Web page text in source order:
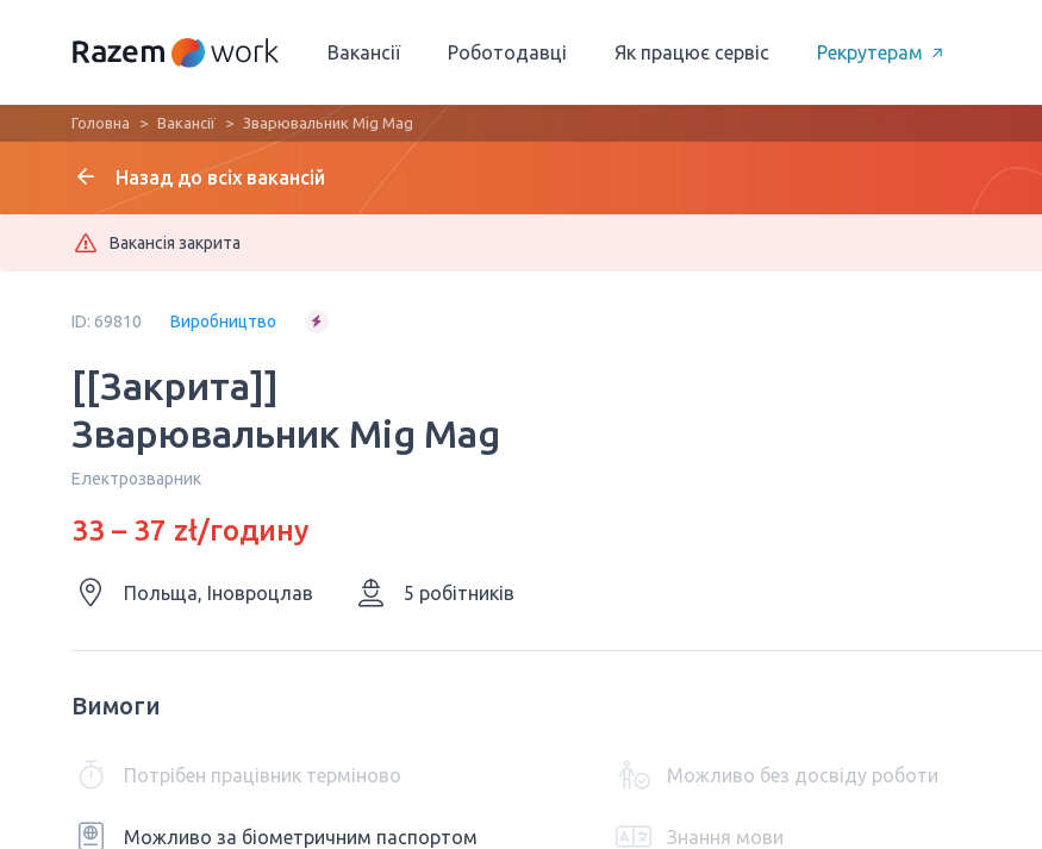
Вакансії Роботодавці Як працює сервіс Рекрутерам
Головна Вакансії Зварювальник Mig Mag
Назад до всіх вакансій
Вакансія закрита
ID: 69810 Виробництво
[[Закрита]]
Зварювальник Mig Mag
Електрозварник
33 – 37 zł/годину
Польща, Іновроцлав 5 робітників
Вимоги
Потрібен працівник терміново Можливо без досвіду роботи
Можливо за біометричним паспортом Знання мови